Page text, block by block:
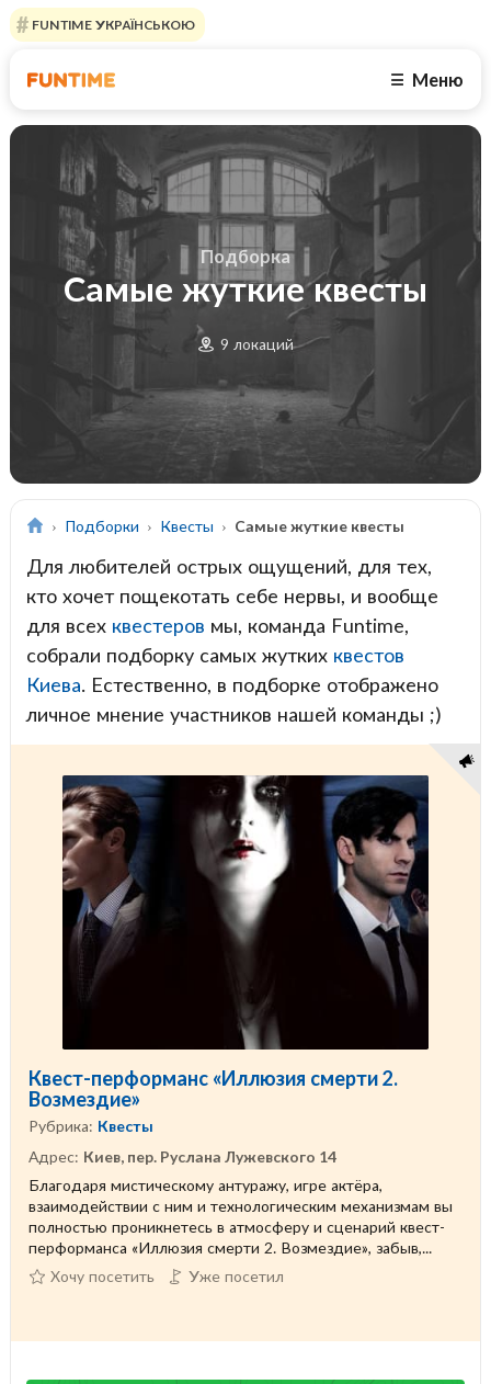
FUNTIME УКРАЇНСЬКОЮ
☰ Меню
Подборка
Самые жуткие квесты
9 локаций
Подборки Квесты Самые жуткие квесты
Для любителей острых ощущений, для тех,
кто хочет пощекотать себе нервы, и вообще
для всех квестеров мы, команда Funtime,
собрали подборку самых жутких квестов
Киева. Естественно, в подборке отображено
личное мнение участников нашей команды ;)
Квест-перформанс «Иллюзия смерти 2.
Возмездие»
Рубрика: Квесты
Адрес: Киев, пер. Руслана Лужевского 14
Благодаря мистическому антуражу, игре актёра,
взаимодействии с ним и технологическим механизмам вы
полностью проникнетесь в атмосферу и сценарий квест-
перформанса «Иллюзия смерти 2. Возмездие», забыв,...
Хочу посетить
Уже посетил